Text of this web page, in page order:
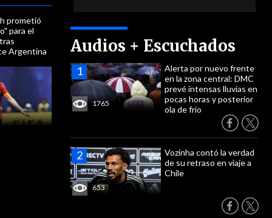
Audios + Escuchados
1765
Alerta por nuevo frente
en la zona central: DMC
prevé intensas lluvias en
pocas horas y posterior
ola de frío
653
Vozinha contó la verdad
de su retraso en viaje a
Chile
prometió
para el
Argentina